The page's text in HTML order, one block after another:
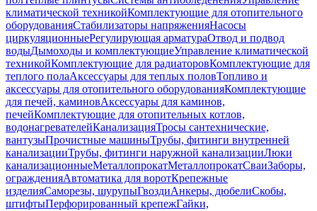
климатической техникойКомплектующие для отопительного
оборудованияСтабилизаторы напряженияНасосы
циркуляционныеРегулирующая арматураОтвод и подвод
водыДымоходы и комплектующиеУправление климатической
техникойКомплектующие для радиаторовКомплектующие для
теплого полаАксессуары для теплых половТопливо и
аксессуары для отопительного оборудованияКомплектующие
для печей, каминовАксессуары для каминов,
печейКомплектующие для отопительных котлов,
водонагревателейКанализацияТросы сантехнические,
вантузыПрочистные машиныТрубы, фитинги внутренней
канализацииТрубы, фитинги наружной канализацииЛюки
канализационныеМеталлопрокатМеталлопрокатСваиЗаборы,
огражденияАвтоматика для воротКрепежные
изделияСаморезы, шурупыГвоздиАнкеры, дюбелиСкобы,
штифтыПерфорированный крепежГайки,